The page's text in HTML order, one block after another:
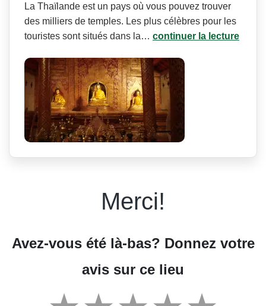
La Thaïlande est un pays où vous pouvez trouver
des milliers de temples. Les plus célèbres pour les
touristes sont situés dans la… continuer la lecture
Merci!
Avez-vous été là-bas? Donnez votre
avis sur ce lieu